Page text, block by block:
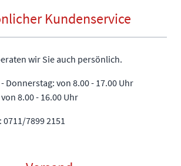
Kundenservice
wir Sie auch persönlich.
Donnerstag: von 8.00 - 17.00 Uhr
8.00 - 16.00 Uhr
7899 2151